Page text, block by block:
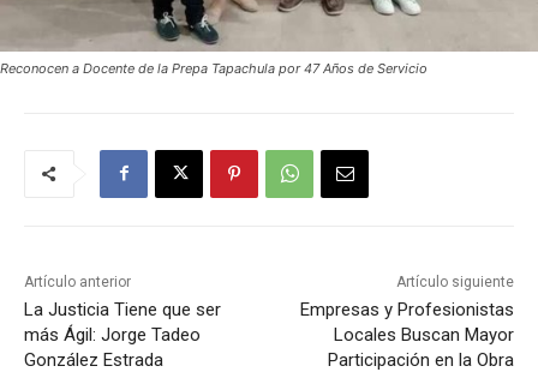
Reconocen a Docente de la Prepa Tapachula por 47 Años de Servicio
Artículo anterior
La Justicia Tiene que ser
más Ágil: Jorge Tadeo
González Estrada
Artículo siguiente
Empresas y Profesionistas
Locales Buscan Mayor
Participación en la Obra